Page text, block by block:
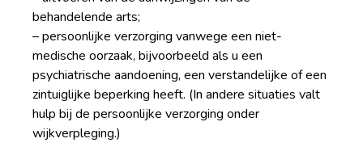
behandelende arts;
– persoonlijke verzorging vanwege een niet-
medische oorzaak, bijvoorbeeld als u een
psychiatrische aandoening, een verstandelijke of een
zintuiglijke beperking heeft. (In andere situaties valt
hulp bij de persoonlijke verzorging onder
wijkverpleging.)